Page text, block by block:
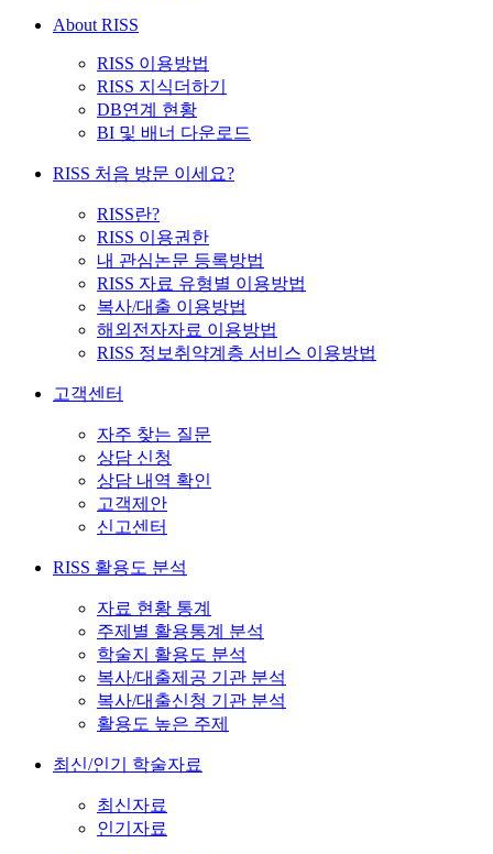
About RISS
RISS 이용방법
RISS 지식더하기
DB연계 현황
BI 및 배너 다운로드
RISS 처음 방문 이세요?
RISS란?
RISS 이용권한
내 관심논문 등록방법
RISS 자료 유형별 이용방법
복사/대출 이용방법
해외전자자료 이용방법
RISS 정보취약계층 서비스 이용방법
고객센터
자주 찾는 질문
상담 신청
상담 내역 확인
고객제안
신고센터
RISS 활용도 분석
자료 현황 통계
주제별 활용통계 분석
학술지 활용도 분석
복사/대출제공 기관 분석
복사/대출신청 기관 분석
활용도 높은 주제
최신/인기 학술자료
최신자료
인기자료